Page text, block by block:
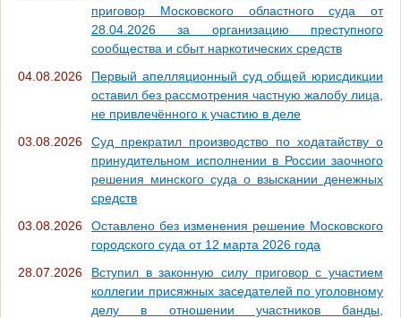
приговор Московского областного суда от
28.04.2026 за организацию преступного
сообщества и сбыт наркотических средств
04.08.2026
Первый апелляционный суд общей юрисдикции
оставил без рассмотрения частную жалобу лица,
не привлечённого к участию в деле
03.08.2026
Суд прекратил производство по ходатайству о
принудительном исполнении в России заочного
решения минского суда о взыскании денежных
средств
03.08.2026
Оставлено без изменения решение Московского
городского суда от 12 марта 2026 года
28.07.2026
Вступил в законную силу приговор с участием
коллегии присяжных заседателей по уголовному
делу в отношении участников банды,